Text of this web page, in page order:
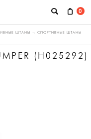
0
ШТАНЫ → СПОРТИВНЫЕ ШТАНЫ
(H025292)